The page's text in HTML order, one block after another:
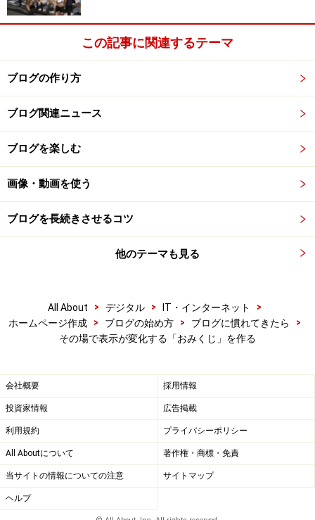
この記事に関連するテーマ
ブログの作り方
ブログ関連ニュース
ブログを楽しむ
画像・動画を使う
ブログを長続きさせるコツ
他のテーマも見る
All About > デジタル > IT・インターネット
>
ホームページ作成
> ブログの始め方 > ブログに慣れてきたら
>
その場で表示が変化する「おみくじ」を作る
会社概要 採用情報
投資家情報 広告掲載
利用規約 プライバシーポリシー
All Aboutについて 著作権・商標・免責
当サイトの情報についての注意 サイトマップ
ヘルプ